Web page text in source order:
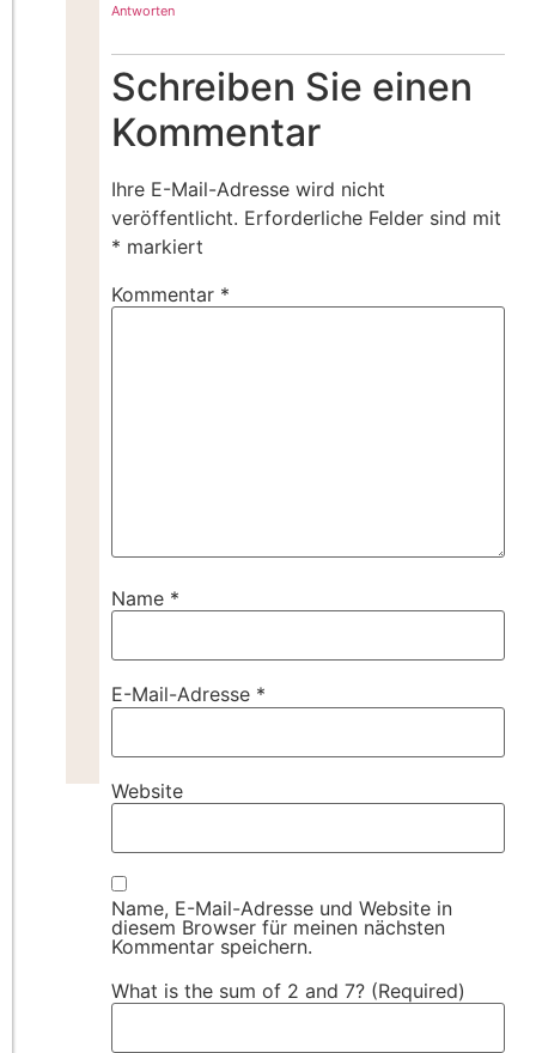
Antworten
Schreiben Sie einen
Kommentar
Ihre E-Mail-Adresse wird nicht
veröffentlicht. Erforderliche Felder sind mit
* markiert
Kommentar *
Name *
E-Mail-Adresse *
Website
Name, E-Mail-Adresse und Website in
diesem Browser für meinen nächsten
Kommentar speichern.
What is the sum of 2 and 7? (Required)